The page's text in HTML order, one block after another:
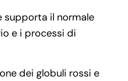
supporta il normale
e i processi di
dei globuli rossi e